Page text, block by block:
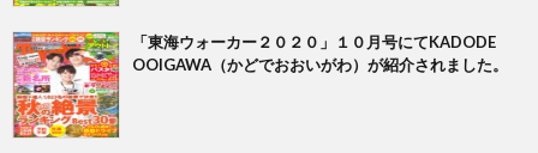
「東海ウォーカー２０２０」１０月号にてKADODE
OOIGAWA（かどでおおいがわ）が紹介されました。